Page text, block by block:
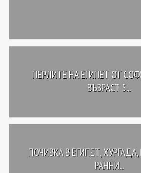
ПЕРЛИТЕ НА ЕГИПЕТ ОТ
ВЪЗРАСТ 5...
ПОЧИВКА В ЕГИПЕТ,
РАННИ...